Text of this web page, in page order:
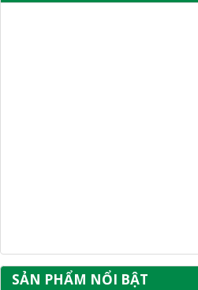
SẢN PHẨM NỔI BẬT